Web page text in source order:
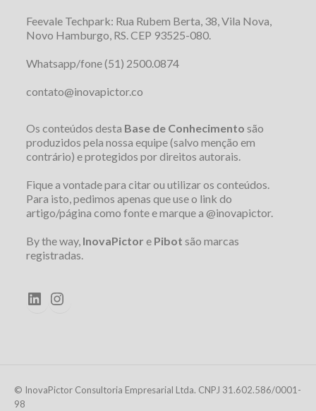
Feevale Techpark: Rua Rubem Berta, 38, Vila Nova,
Novo Hamburgo, RS. CEP 93525-080.
Whatsapp/fone (51) 2500.0874
contato@inovapictor.co
Os conteúdos desta Base de Conhecimento são
produzidos pela nossa equipe (salvo menção em
contrário) e protegidos por direitos autorais.
Fique a vontade para citar ou utilizar os conteúdos.
Para isto, pedimos apenas que use o link do
artigo/página como fonte e marque a @inovapictor.
By the way, InovaPictor e Pibot são marcas
registradas.
LinkedIn
Instagram
© InovaPictor Consultoria Empresarial Ltda. CNPJ 31.602.586/0001-
98